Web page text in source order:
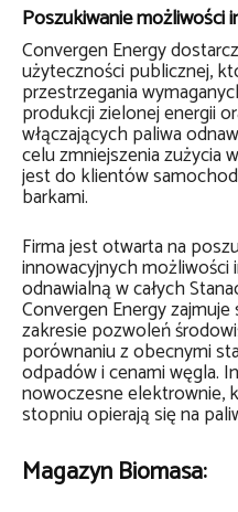
Poszukiwanie możliwości
Convergen Energy
użyteczności publicznej,
przestrzegania
produkcji zielonej energii
włączających paliwa
celu zmniejszenia zużycia
jest do klientów
barkami.
Firma jest otwarta na
innowacyjnych możliwości
odnawialną w całych
Convergen Energy
zakresie pozwoleń
porównaniu z obecnymi
odpadów i cenami węgla. I
nowoczesne elektrownie,
stopniu opierają się na
Magazyn Biomasa: